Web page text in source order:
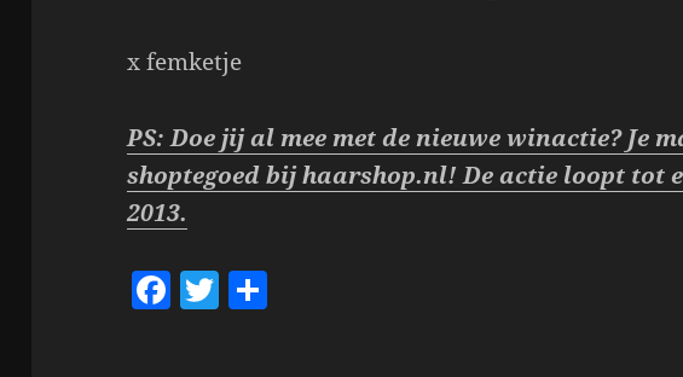
x femketje
PS: Doe jij al mee met de nieuwe winactie? Je
shoptegoed bij haarshop.nl! De actie loopt tot
2013.
F T